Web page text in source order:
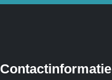
Contactinformatie